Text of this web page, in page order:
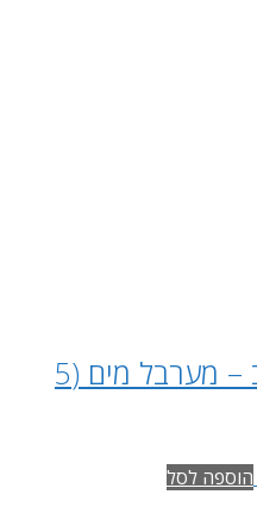
משגיח חום שגיב – מערבל מים (5
הוספה לסל